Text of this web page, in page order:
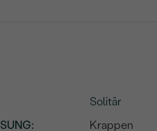
Solitär
:
Krappen